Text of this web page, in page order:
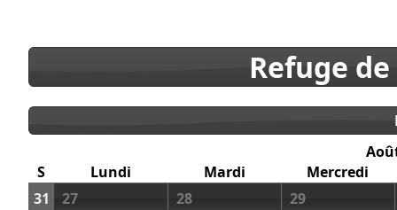
Refuge
S
Lundi Mardi
Mercredi
31
27 28 29